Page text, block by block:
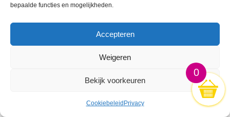
bepaalde functies en mogelijkheden.
Accepteren
Weigeren
Bekijk voorkeuren
Cookiebeleid Privacy
0